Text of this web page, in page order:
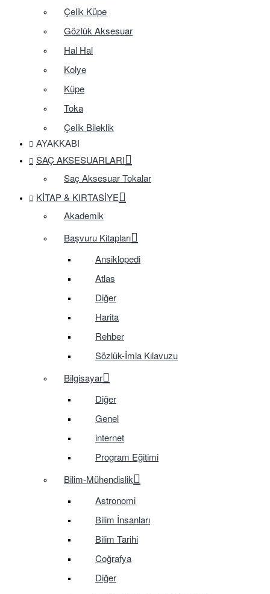
Çelik Küpe
Gözlük Aksesuar
Hal Hal
Kolye
Küpe
Toka
Çelik Bileklik
AYAKKABI
SAÇ AKSESUARLARI
Saç Aksesuar Tokalar
KITAP & KIRTASIYE
Akademik
Başvuru Kitapları
Ansiklopedi
Atlas
Diğer
Harita
Rehber
Sözlük-İmla Kılavuzu
Bilgisayar
Diğer
Genel
internet
Program Eğitimi
Bilim-Mühendislik
Astronomi
Bilim İnsanları
Bilim Tarihi
Coğrafya
Diğer